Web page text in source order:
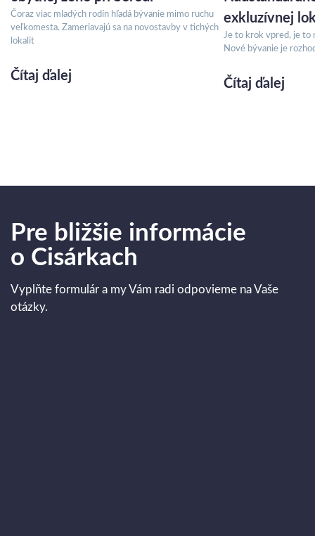
Čoraz viac mladých rodín hľadá bývanie mimo ruchu
veľkomesta. Zameriavajú sa na novostavby v tichých
lokalit
Čítaj ďalej
exkluzívnej
Je to krok vpred, je to
Nové bývanie je
Čítaj ďalej
Pre bližšie informácie
o Cisárkach
Vyplňte formulár a my Vám radi odpovieme na Vaše
otázky.